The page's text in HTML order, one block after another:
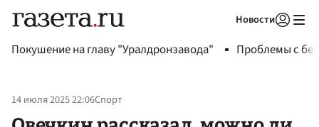
Новости
Покушение на главу "Уралдронзавода" Проблемы с
14 июля 2025 22:06Спорт